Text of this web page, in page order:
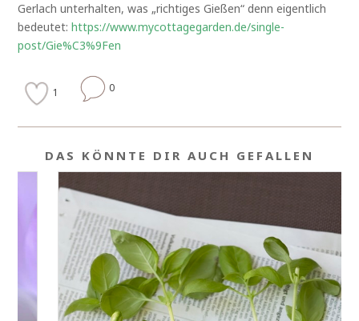
Gerlach unterhalten, was „richtiges Gießen“ denn eigentlich
bedeutet:https://www.mycottagegarden.de/single-
post/Gie%C3%9Fen
1 0
DAS KÖNNTE DIR AUCH GEFALLEN